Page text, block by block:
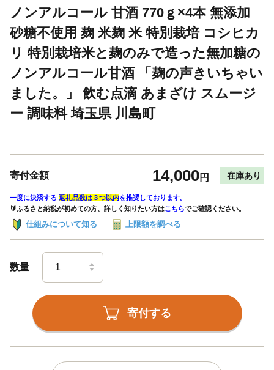
ノンアルコール 甘酒 770ｇ×4本 無添加
砂糖不使用 麹 米麹 米 特別栽培 コシヒカ
リ 特別栽培米と麹のみで造った無加糖の
ノンアルコール甘酒 「麹の声きいちゃい
ました。」 飲む点滴 あまざけ スムージ
ー 調味料 埼玉県 川島町
寄付金額 14,000円 在庫あり
一度に決済する 返礼品数は３つ以内を推奨しております。
🔰ふるさと納税が初めての方、詳しく知りたい方はこちらでご確認ください。
仕組みについて知る 上限額を調べる
数量
寄付する